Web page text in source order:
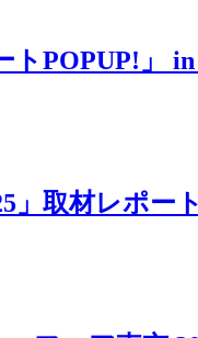
POPUP!」 in
」取材レポート